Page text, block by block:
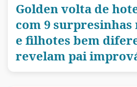
Golden volta de
com 9
e filhotes bem
revelam pai